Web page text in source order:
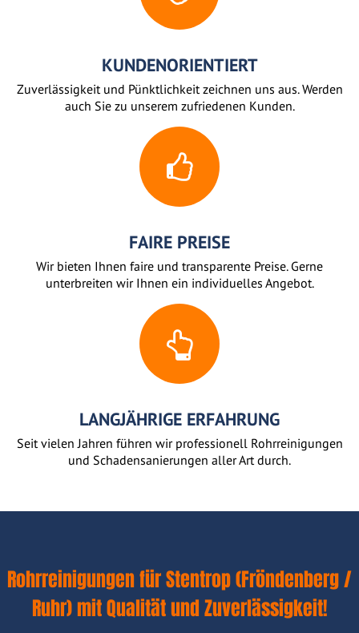
KUNDENORIENTIERT
Zuverlässigkeit und Pünktlichkeit zeichnen uns aus. Werden
auch Sie zu unserem zufriedenen Kunden.
FAIRE PREISE
Wir bieten Ihnen faire und transparente Preise. Gerne
unterbreiten wir Ihnen ein individuelles Angebot.
LANGJÄHRIGE ERFAHRUNG
Seit vielen Jahren führen wir professionell Rohrreinigungen
und Schadensanierungen aller Art durch.
Rohrreinigungen für Stentrop (Fröndenberg /
Ruhr) mit Qualität und Zuverlässigkeit!